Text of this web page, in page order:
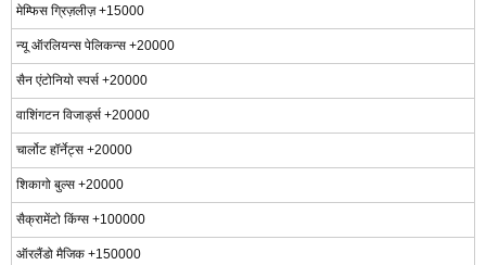
मेम्फिस ग्रिज़लीज़ +15000
न्यू ऑरलियन्स पेलिकन्स +20000
सैन एंटोनियो स्पर्स +20000
वाशिंगटन विजार्ड्स +20000
चार्लोट हॉर्नेट्स +20000
शिकागो बुल्स +20000
सैक्रामेंटो किंग्स +100000
ऑरलैंडो मैजिक +150000